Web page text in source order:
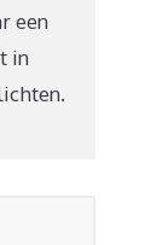
een
in